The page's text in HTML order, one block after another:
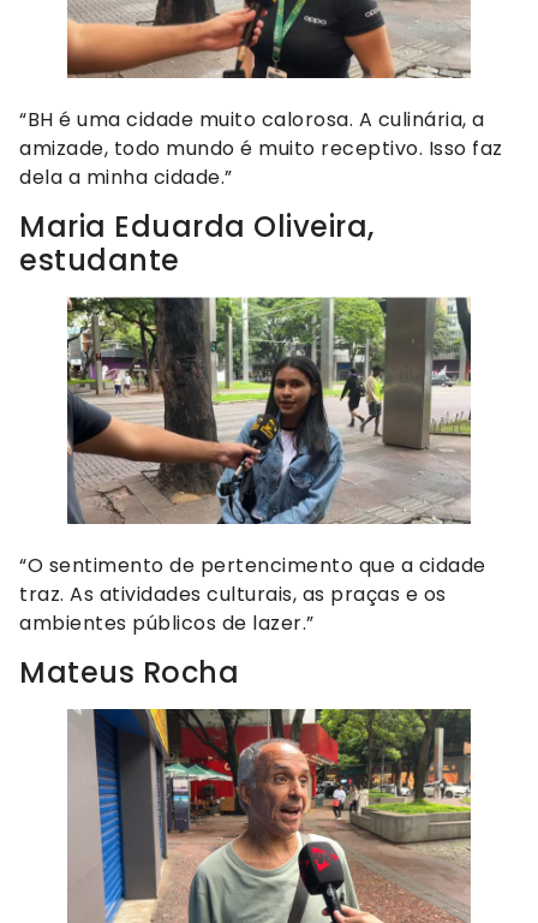
“BH é uma cidade muito calorosa. A culinária, a
amizade, todo mundo é muito receptivo. Isso faz
dela a minha cidade.”
Maria Eduarda Oliveira,
estudante
“O sentimento de pertencimento que a cidade
traz. As atividades culturais, as praças e os
ambientes públicos de lazer.”
Mateus Rocha